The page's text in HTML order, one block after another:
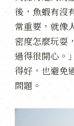
後，魚蝦有沒
常重要，就像
密度怎麼玩耍
過得很開心。
得好，也避免
問題。